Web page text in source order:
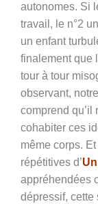
autonomes. Si
travail, le n°2
un enfant
finalement que
tour à tour
observant,
comprend qu’il
cohabiter ces
même corps.
répétitives d’
appréhendées
dépressif, cette